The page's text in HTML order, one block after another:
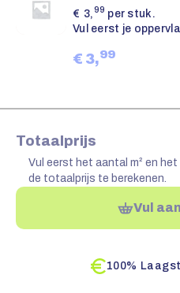
€ 3,99 per stuk.
Vul eerst je
€ 3,99
Totaalprijs
Vul eerst het aantal m² en
de totaalprijs te berekenen.
Vul
100%